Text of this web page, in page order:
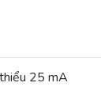
25 mA